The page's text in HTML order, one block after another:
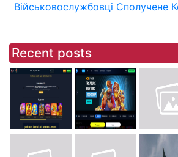
Військовослужбовці Сполучене
Recent posts